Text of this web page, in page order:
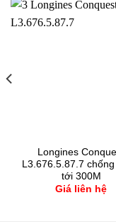
Longines
L3.676.5.87.7
tới 300M
Giá liên hệ